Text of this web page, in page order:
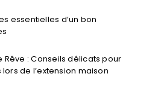
essentielles d’un bon
Rêve : Conseils délicats pour
de l’extension maison